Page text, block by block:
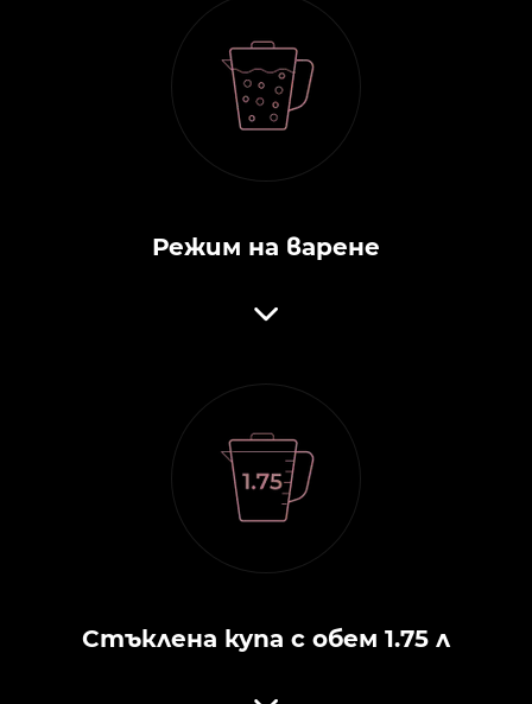
Режим на варене
Стъклена купа с обем 1.75 л